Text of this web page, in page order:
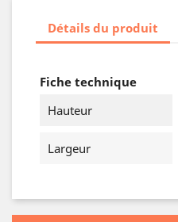
Détails du produit
Fiche technique
Hauteur
Largeur